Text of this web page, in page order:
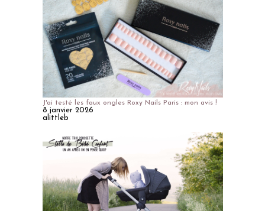
J'ai testé les faux ongles Roxy Nails Paris : mon avis !
8 janvier 2026
alittleb